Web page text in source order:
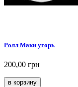
Ролл Маки угорь
200,00 грн